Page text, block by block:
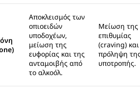
Αποκλεισμός των
οπιοειδών
υποδοχέων,
μείωση της
ευφορίας και της
ανταμοιβής από
το αλκοόλ.
Μείωση της
επιθυμίας
(craving) και
πρόληψη
υποτροπής.